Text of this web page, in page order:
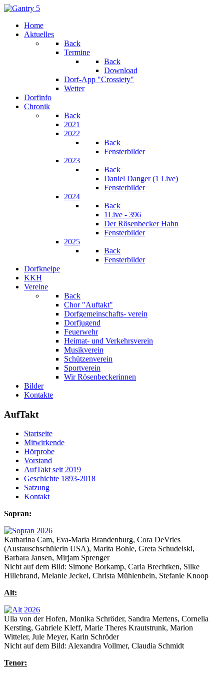
Home
Aktuelles
Back
Termine
Back
Download
Dorf-App "Crossiety"
Wetter
Dorfinfo
Chronik
Back
2021
2022
Back
Fensterbilder
2023
Back
Daniel Danger (1 Live)
Fensterbilder
2024
Back
1Live - 396
Der Rösenbecker Hahn
Fensterbilder
2025
Back
Fensterbilder
Dorfkneipe
KKH
Vereine
Back
Chor "Auftakt"
Dorfgemeinschafts- verein
Dorfjugend
Feuerwehr
Heimat- und Verkehrsverein
Musikverein
Schützenverein
Sportverein
Wir Rösenbeckerinnen
Bilder
Kontakte
AufTakt
Startseite
Mitwirkende
Hörprobe
Vorstand
AufTakt seit 2019
Geschichte 1893-2018
Satzung
Kontakt
Sopran:
Katharina Cam, Eva-Maria Brandenburg, Cora DeVries
(Austauschschülerin USA), Marita Bohle, Greta Schudelski,
Barbara Jansen, Mirjam Sprenger
Nicht auf dem Bild: Simone Borkamp, Carla Brechtken, Silke
Hillebrand, Melanie Jeckel, Christa Mühlenbein, Stefanie Knoop
Alt:
Ulla von der Hofen, Monika Schröder, Sandra Mertens, Cornelia
Kersting, Gabriele Kleff, Marie Theres Krautstrunk, Marion
Witteler, Jule Meyer, Karin Schröder
Nicht auf dem Bild: Alexandra Vollmer, Claudia Schmidt
Tenor: